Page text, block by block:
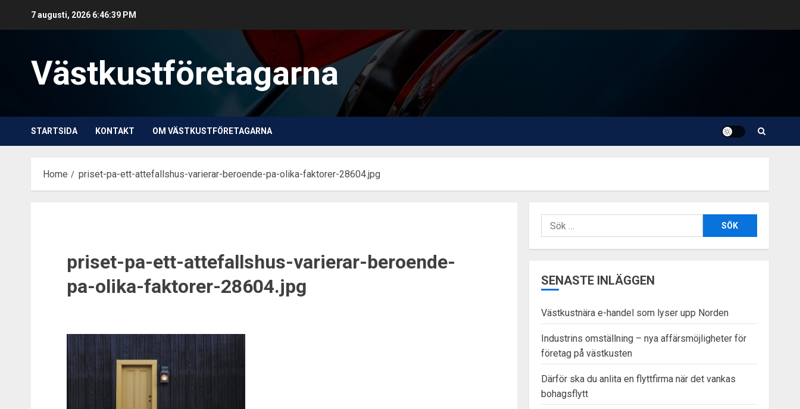
7 augusti, 2026 6:46:40 PM
Västkustföretagarna
STARTSIDA KONTAKT OM VÄSTKUSTFÖRETAGARNA
Home priset-pa-ett-attefallshus-varierar-beroende-pa-olika-faktorer-28604.jpg
priset-pa-ett-attefallshus-varierar-beroende-
pa-olika-faktorer-28604.jpg
Sök
efter:
SENASTE INLÄGGEN
Västkustnära e-handel som lyser upp Norden
Industrins omställning – nya affärsmöjligheter för
företag på västkusten
Därför ska du anlita en flyttfirma när det vankas
bohagsflytt